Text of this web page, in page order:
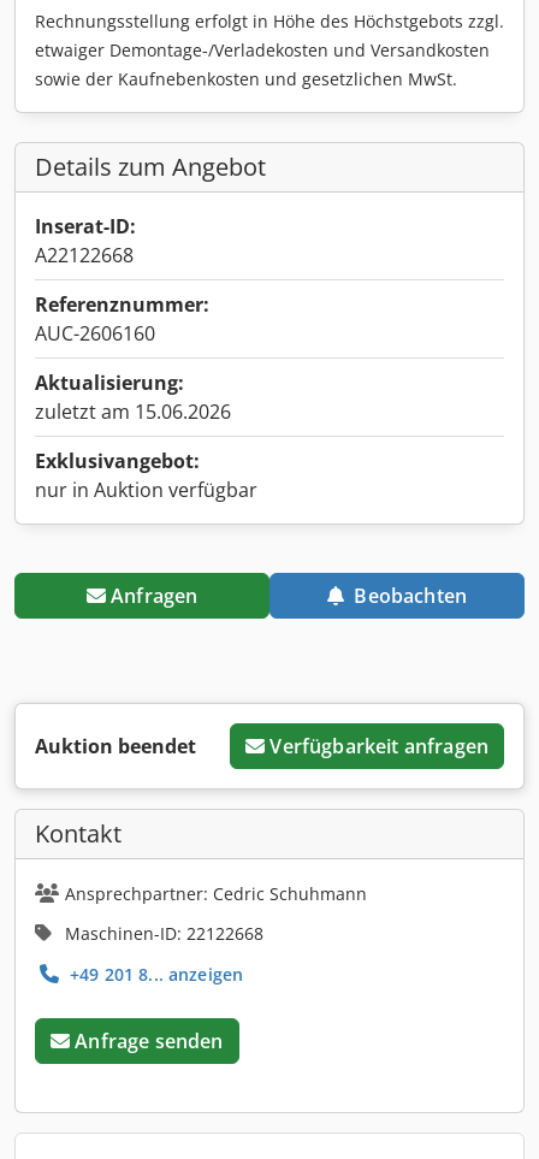
Rechnungsstellung erfolgt in Höhe des Höchstgebots zzgl.
etwaiger Demontage-/Verladekosten und Versandkosten
sowie der Kaufnebenkosten und gesetzlichen MwSt.
Details zum Angebot
Inserat-ID:
A22122668
Referenznummer:
AUC-2606160
Aktualisierung:
zuletzt am 15.06.2026
Exklusivangebot:
nur in Auktion verfügbar
Anfragen Beobachten
Auktion beendet Verfügbarkeit anfragen
Kontakt
Ansprechpartner: Cedric Schuhmann
Maschinen-ID: 22122668
+49 201 8... anzeigen
Anfrage senden